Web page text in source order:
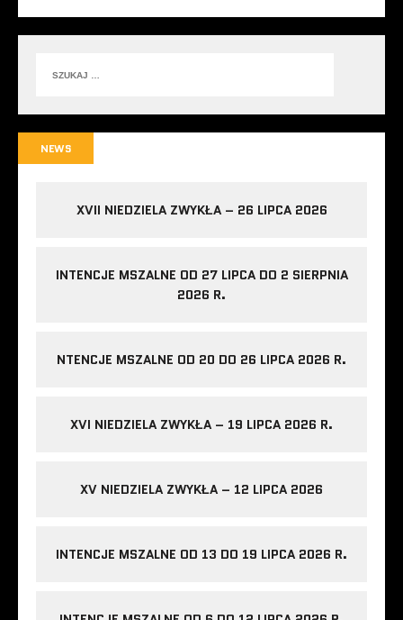
NEWS
XVII NIEDZIELA ZWYKŁA – 26 LIPCA 2026
INTENCJE MSZALNE OD 27 LIPCA DO 2 SIERPNIA
2026 R.
NTENCJE MSZALNE OD 20 DO 26 LIPCA 2026 R.
XVI NIEDZIELA ZWYKŁA – 19 LIPCA 2026 R.
XV NIEDZIELA ZWYKŁA – 12 LIPCA 2026
INTENCJE MSZALNE OD 13 DO 19 LIPCA 2026 R.